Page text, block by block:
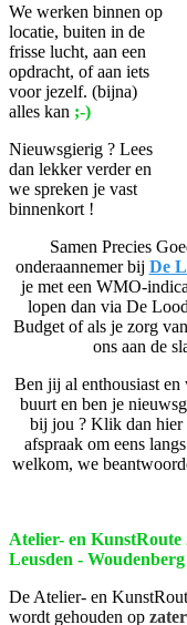
We werken binnen op
locatie, buiten in de
frisse lucht, aan een
opdracht, of aan iets
voor jezelf. (bijna)
alles kan ;-)
Nieuwsgierig ? Lees
dan lekker verder en
we spreken je vast
binnenkort !
Samen Precies
onderaannemer bij De
je met een WMO-
lopen dan via De
Budget of als je zorg
ons aan de
Ben jij al enthousiast
buurt en ben je
bij jou ? Klik dan hier
afspraak om eens
welkom, we
Atelier- en KunstRoute
Leusden - Woudenberg
De Atelier- en
wordt gehouden op